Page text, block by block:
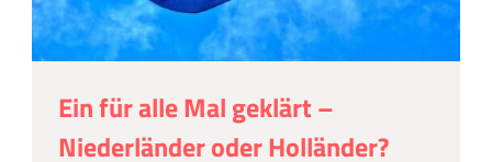
Ein für alle Mal geklärt –
Niederländer oder Holländer?